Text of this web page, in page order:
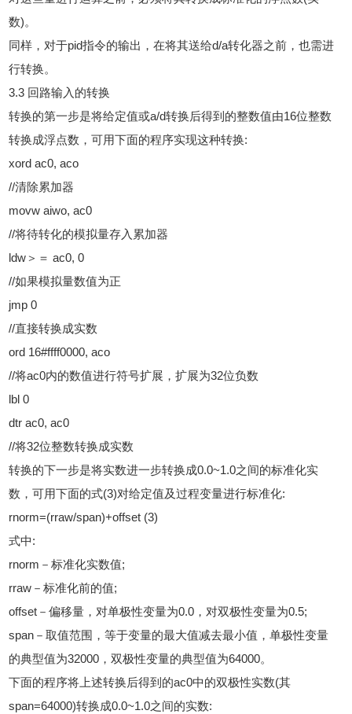
数)。
同样，对于pid指令的输出，在将其送给d/a转化器之前，也需进
行转换。
3.3 回路输入的转换
转换的第一步是将给定值或a/d转换后得到的整数值由16位整数
转换成浮点数，可用下面的程序实现这种转换:
xord ac0, aco
//清除累加器
movw aiwo, ac0
//将待转化的模拟量存入累加器
ldw＞＝ ac0, 0
//如果模拟量数值为正
jmp 0
//直接转换成实数
ord 16#ffff0000, aco
//将ac0内的数值进行符号扩展，扩展为32位负数
lbl 0
dtr ac0, ac0
//将32位整数转换成实数
转换的下一步是将实数进一步转换成0.0~1.0之间的标准化实
数，可用下面的式(3)对给定值及过程变量进行标准化:
rnorm=(rraw/span)+offset (3)
式中:
rnorm－标准化实数值;
rraw－标准化前的值;
offset－偏移量，对单极性变量为0.0，对双极性变量为0.5;
span－取值范围，等于变量的最大值减去最小值，单极性变量
的典型值为32000，双极性变量的典型值为64000。
下面的程序将上述转换后得到的ac0中的双极性实数(其
span=64000)转换成0.0~1.0之间的实数: